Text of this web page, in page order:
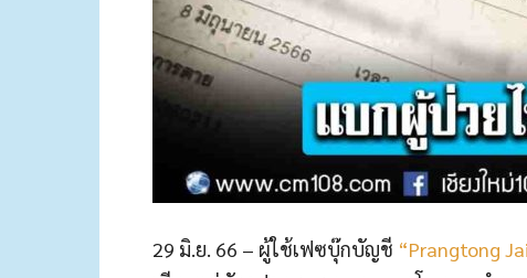
29 มิ.ย. 66 – ผู้ใช้เฟซบุ๊กบัญชี “Prangtong